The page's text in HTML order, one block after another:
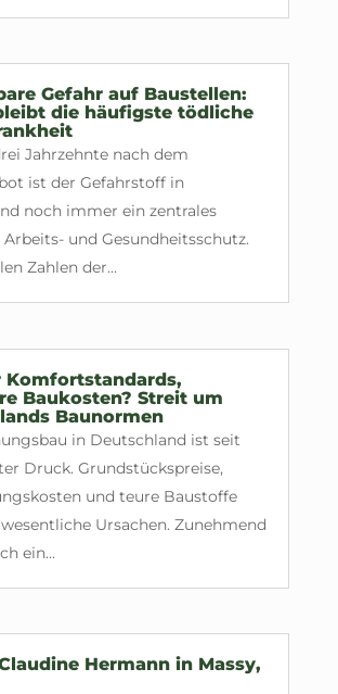
Gefahr auf Baustellen:
die häufigste tödliche
Jahrzehnte nach dem
ist der Gefahrstoff in
noch immer ein zentrales
und Gesundheitsschutz.
Zahlen der...
Komfortstandards,
Baukosten? Streit um
Baunormen
in Deutschland ist seit
Druck. Grundstückspreise,
und teure Baustoffe
Ursachen. Zunehmend
ein...
Hermann in Massy,